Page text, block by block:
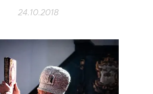
24.10.2018